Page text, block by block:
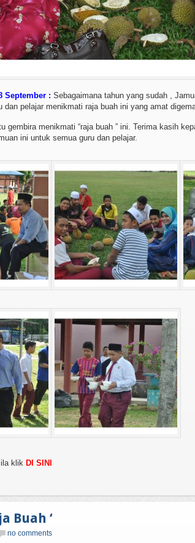
September : Sebagaimana tahun yang sudah ,
dan pelajar menikmati raja buah ini yang amat
gembira menikmati “raja buah ” ini. Terima kasih
ini untuk semua guru dan pelajar.
klik DI SINI
Buah ‘
no comments